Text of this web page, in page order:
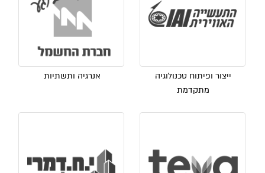
ייצור ופיתוח טכנולוגיה
מתקדמת
אנרגיה ותשתיות